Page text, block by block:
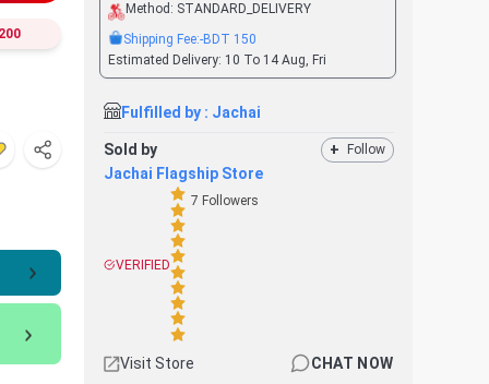
Method: STANDARD_DELIVERY
Shipping Fee:-BDT 150
Estimated Delivery: 10 To 14 Aug, Fri
Fulfilled by : Jachai
Sold by + Follow
Jachai Flagship Store
VERIFIED
7 Followers
Visit Store CHAT NOW